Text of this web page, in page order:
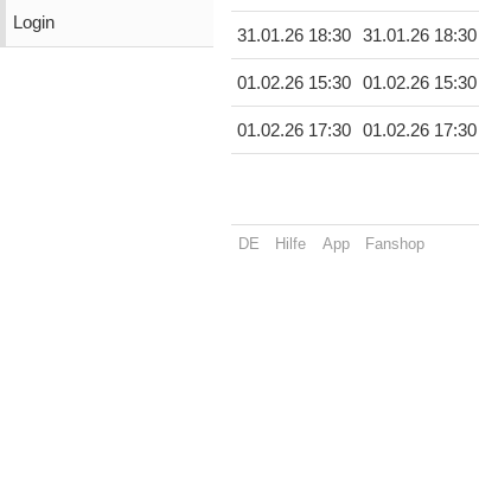
Login
31.01.26 18:30 31.01.26 18:30
01.02.26 15:30 01.02.26 15:30
01.02.26 17:30 01.02.26 17:30
DE Hilfe App Fanshop